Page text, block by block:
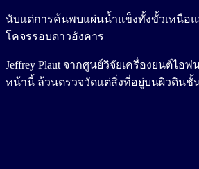
นับแต่การค้นพบแผ่นน้ำแข็งทั้งขั้วเหนือแ
โคจรรอบดาวอังคาร
Jeffrey Plaut จากศูนย์วิจัยเครื่องยนต์ไ
หน้านี้ ล้วนตรวจวัดแต่สิ่งที่อยู่บนผิวดินชั้